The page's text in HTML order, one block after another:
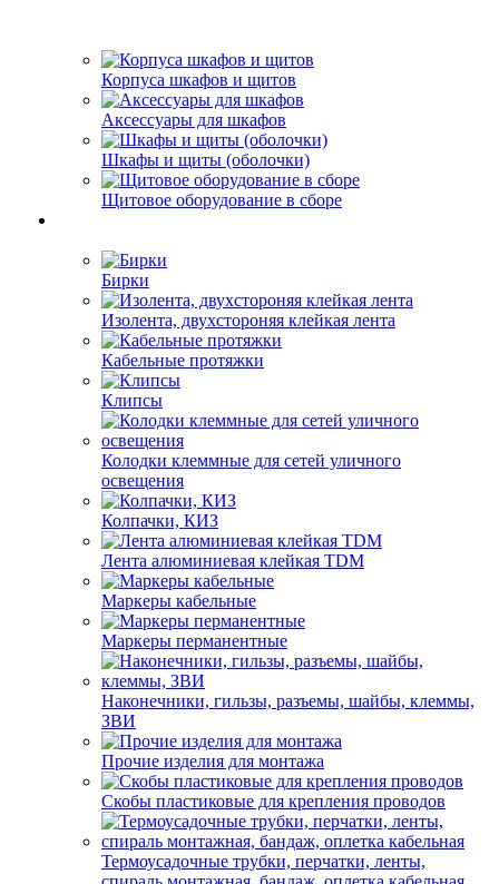
Корпуса шкафов и щитов
Аксессуары для шкафов
Шкафы и щиты (оболочки)
Щитовое оборудование в сборе
Бирки
Изолента, двухстороняя клейкая лента
Кабельные протяжки
Клипсы
Колодки клеммные для сетей уличного
освещения
Колпачки, КИЗ
Лента алюминиевая клейкая TDM
Маркеры кабельные
Маркеры перманентные
Наконечники, гильзы, разъемы, шайбы, клеммы,
ЗВИ
Прочие изделия для монтажа
Скобы пластиковые для крепления проводов
Термоусадочные трубки, перчатки, ленты,